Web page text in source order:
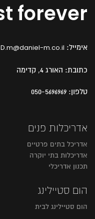
forever
אימייל: D.m@daniel-m.co.il
כתובת: האורג 4, קדימה
טלפון: 050-5696969
אדריכלות פנים
אדריכל בתים פרטיים
אדריכלות בתי יוקרה
תכנון אדריכלי
הום סטיילינג
הום סטיילינג לבית